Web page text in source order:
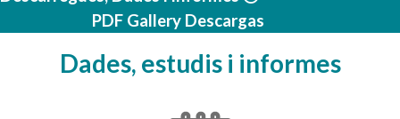
PDF Gallery Descargas
Dades, estudis i informes